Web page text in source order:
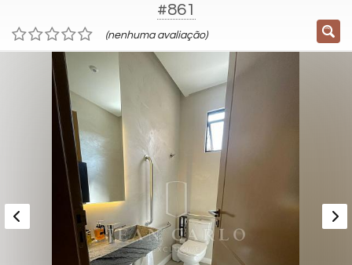
#861
(nenhuma avaliação)